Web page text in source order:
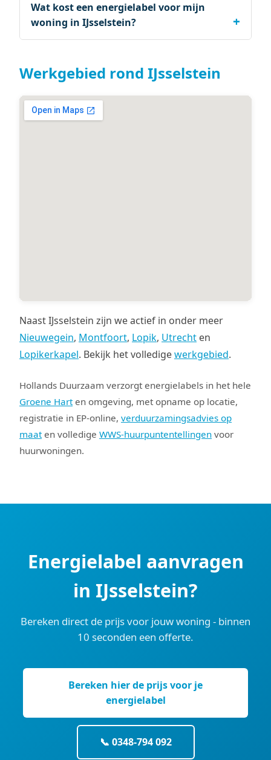
Wat kost een energielabel voor mijn
woning in IJsselstein?
Werkgebied rond IJsselstein
Naast IJsselstein zijn we actief in onder meer
Nieuwegein, Montfoort, Lopik, Utrecht en
Lopikerkapel. Bekijk het volledigewerkgebied.
Hollands Duurzaam verzorgt energielabels in het hele
Groene Harten omgeving, met opname op locatie,
registratie in EP-online, verduurzamingsadvies op
maaten volledige WWS-huurpuntentellingen voor
huurwoningen.
Energielabel aanvragen
in IJsselstein?
Bereken direct de prijs voor jouw woning - binnen
10 seconden een offerte.
Bereken hier de prijs voor je
energielabel
📞 0348-794 092